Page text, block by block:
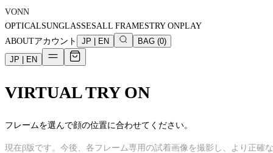
VONN
OPTICALSUNGLASSESALL FRAMESTRY ONPLAY
ABOUTアカウント JP EN BAG (0)
JP
EN
VIRTUAL TRY ON
フレームを選んで顔の位置に合わせてください。
現在β版です。今後、各フレーム専用の試着画像を撮影し、より正確な